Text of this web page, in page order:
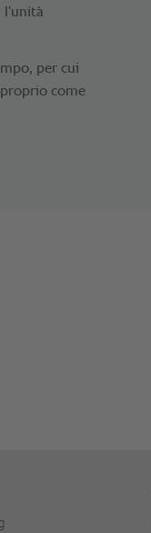
per cui
come